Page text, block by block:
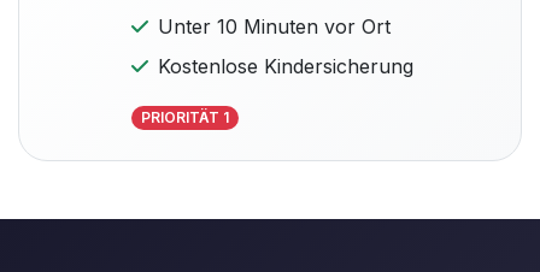
Unter 10 Minuten vor Ort
Kostenlose Kindersicherung
PRIORITÄT 1